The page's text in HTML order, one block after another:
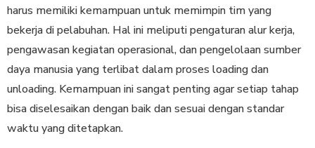
harus memiliki kemampuan untuk memimpin tim yang
bekerja di pelabuhan. Hal ini meliputi pengaturan alur kerja,
pengawasan kegiatan operasional, dan pengelolaan sumber
daya manusia yang terlibat dalam proses loading dan
unloading. Kemampuan ini sangat penting agar setiap tahap
bisa diselesaikan dengan baik dan sesuai dengan standar
waktu yang ditetapkan.